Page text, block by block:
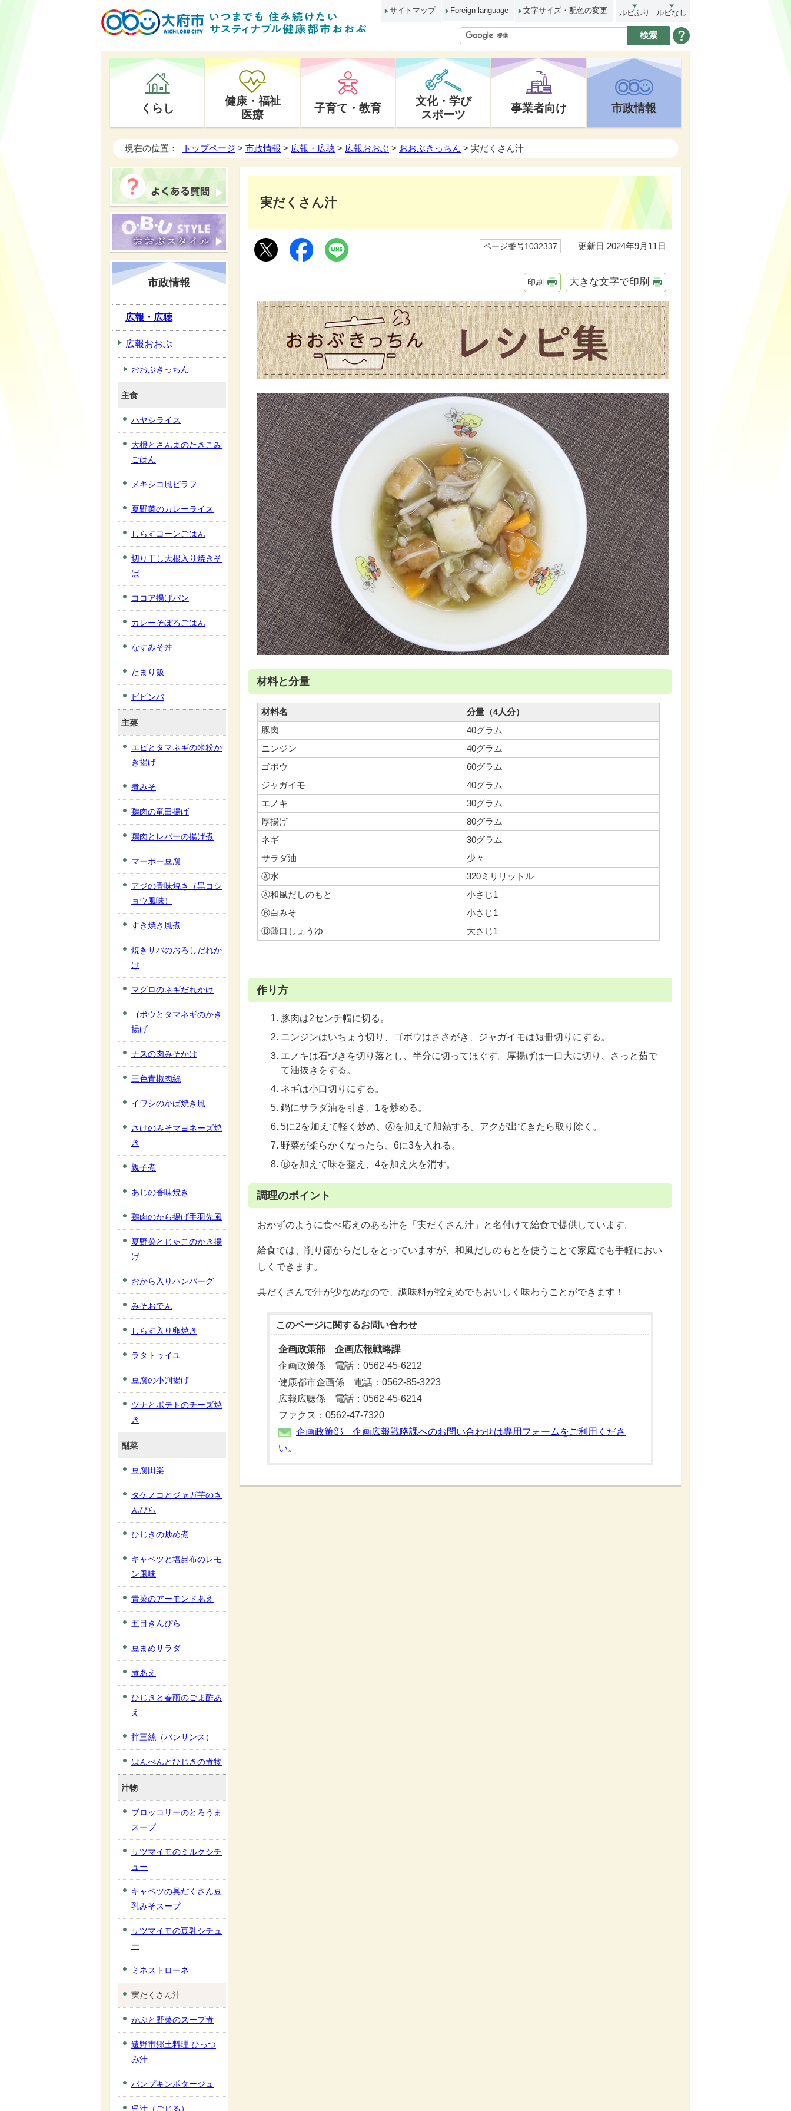
サイトマップ Foreign language 文字サイズ・配色の変更 ルビふり ルビなし
くらし
健康・福祉
医療
子育て・教育
文化・学び
スポーツ
事業者向け 市政情報
現在の位置： トップページ > 市政情報 > 広報・広聴 > 広報おおぶ > おおぶきっちん > 実だくさん汁
実だくさん汁
ページ番号1032337 更新日 2024年9月11日
印刷 大きな文字で印刷
材料と分量
材料名
分量（4人分）
豚肉
40グラム
ニンジン
40グラム
ゴボウ
60グラム
ジャガイモ
40グラム
エノキ
30グラム
厚揚げ
80グラム
ネギ
30グラム
サラダ油
少々
Ⓐ水
320ミリリットル
Ⓐ和風だしのもと
小さじ1
Ⓑ白みそ
小さじ1
Ⓑ薄口しょうゆ
大さじ1
作り方
豚肉は2センチ幅に切る。
ニンジンはいちょう切り、ゴボウはささがき、ジャガイモは短冊切りにする。
エノキは石づきを切り落とし、半分に切ってほぐす。厚揚げは一口大に切り、さっと茹で
て油抜きをする。
ネギは小口切りにする。
鍋にサラダ油を引き、1を炒める。
5に2を加えて軽く炒め、Ⓐを加えて加熱する。アクが出てきたら取り除く。
野菜が柔らかくなったら、6に3を入れる。
Ⓑを加えて味を整え、4を加え火を消す。
調理のポイント
おかずのように食べ応えのある汁を「実だくさん汁」と名付けて給食で提供しています。
給食では、削り節からだしをとっていますが、和風だしのもとを使うことで家庭でも手軽におい
しくできます。
具だくさんで汁が少なめなので、調味料が控えめでもおいしく味わうことができます！
このページに関するお問い合わせ
企画政策部 企画広報戦略課
企画政策係 電話：0562-45-6212
健康都市企画係 電話：0562-85-3223
広報広聴係 電話：0562-45-6214
ファクス：0562-47-7320
企画政策部 企画広報戦略課へのお問い合わせは専用フォームをご利用くださ
い。
市政情報
広報・広聴
広報おおぶ
おおぶきっちん
主食
ハヤシライス
大根とさんまのたきこみ
ごはん
メキシコ風ピラフ
夏野菜のカレーライス
しらすコーンごはん
切り干し大根入り焼きそ
ば
ココア揚げパン
カレーそぼろごはん
なすみそ丼
たまり飯
ビビンバ
主菜
エビとタマネギの米粉か
き揚げ
煮みそ
鶏肉の竜田揚げ
鶏肉とレバーの揚げ煮
マーボー豆腐
アジの香味焼き（黒コシ
ョウ風味）
すき焼き風煮
焼きサバのおろしだれか
け
マグロのネギだれかけ
ゴボウとタマネギのかき
揚げ
ナスの肉みそかけ
三色青椒肉絲
イワシのかば焼き風
さけのみそマヨネーズ焼
き
親子煮
あじの香味焼き
鶏肉のから揚げ手羽先風
夏野菜とじゃこのかき揚
げ
おから入りハンバーグ
みそおでん
しらす入り卵焼き
ラタトゥイユ
豆腐の小判揚げ
ツナとポテトのチーズ焼
き
副菜
豆腐田楽
タケノコとジャガ芋のき
んぴら
ひじきの炒め煮
キャベツと塩昆布のレモ
ン風味
青菜のアーモンドあえ
五目きんぴら
豆まめサラダ
煮あえ
ひじきと春雨のごま酢あ
え
拌三絲（バンサンス）
はんぺんとひじきの煮物
汁物
ブロッコリーのとろうま
スープ
サツマイモのミルクシチ
ュー
キャベツの具だくさん豆
乳みそスープ
サツマイモの豆乳シチュ
ー
ミネストローネ
実だくさん汁
かぶと野菜のスープ煮
遠野市郷土料理 ひっつ
み汁
パンプキンポタージュ
呉汁（ごじる）